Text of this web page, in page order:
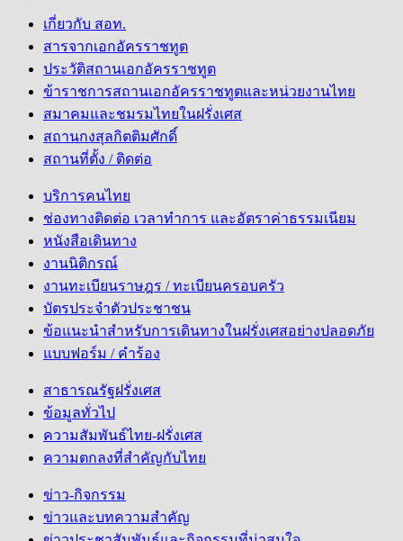
เกี่ยวกับ สอท.
สารจากเอกอัครราชทูต
ประวัติสถานเอกอัครราชทูต
ข้าราชการสถานเอกอัครราชทูตและหน่วยงานไทย
สมาคมและชมรมไทยในฝรั่งเศส
สถานกงสุลกิตติมศักดิ์
สถานที่ตั้ง / ติดต่อ
บริการคนไทย
ช่องทางติดต่อ เวลาทำการ และอัตราค่าธรรมเนียม
หนังสือเดินทาง
งานนิติกรณ์
งานทะเบียนราษฎร / ทะเบียนครอบครัว
บัตรประจำตัวประชาชน
ข้อแนะนำสำหรับการเดินทางในฝรั่งเศสอย่างปลอดภัย
แบบฟอร์ม / คำร้อง
สาธารณรัฐฝรั่งเศส
ข้อมูลทั่วไป
ความสัมพันธ์ไทย-ฝรั่งเศส
ความตกลงที่สำคัญกับไทย
ข่าว-กิจกรรม
ข่าวและบทความสำคัญ